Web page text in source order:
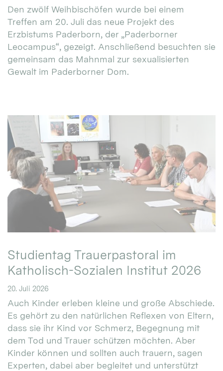
Den zwölf Weihbischöfen wurde bei einem
Treffen am 20. Juli das neue Projekt des
Erzbistums Paderborn, der „Paderborner
Leocampus“, gezeigt. Anschließend besuchten sie
gemeinsam das Mahnmal zur sexualisierten
Gewalt im Paderborner Dom.
Studientag Trauerpastoral im
Katholisch-Sozialen Institut 2026
20. Juli 2026
Auch Kinder erleben kleine und große Abschiede.
Es gehört zu den natürlichen Reflexen von Eltern,
dass sie ihr Kind vor Schmerz, Begegnung mit
dem Tod und Trauer schützen möchten. Aber
Kinder können und sollten auch trauern, sagen
Experten, dabei aber begleitet und unterstützt